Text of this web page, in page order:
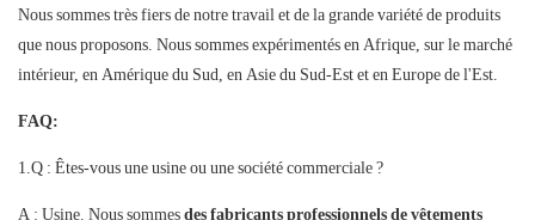
Nous sommes très fiers de notre travail et de la grande variété de produits
que nous proposons. Nous sommes expérimentés en Afrique, sur le marché
intérieur, en Amérique du Sud, en Asie du Sud-Est et en Europe de l'Est.
FAQ:
1.Q : Êtes-vous une usine ou une société commerciale ?
A : Usine. Nous sommesdes fabricants professionnels de vêtements